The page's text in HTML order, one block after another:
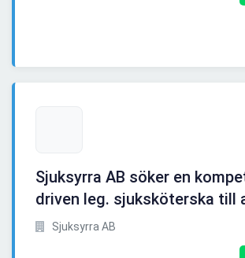
Sjuksyrra AB söker en
driven leg. sjuksköterska till
Sjuksyrra AB